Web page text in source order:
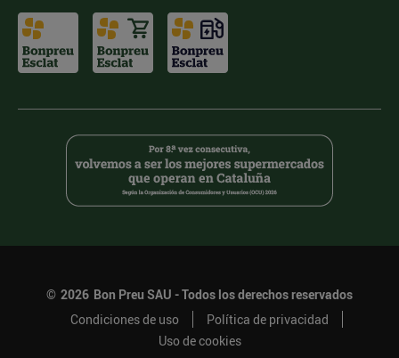
© 2026 Bon Preu SAU - Todos los derechos reservados
Condiciones de uso
Política de privacidad
Uso de cookies